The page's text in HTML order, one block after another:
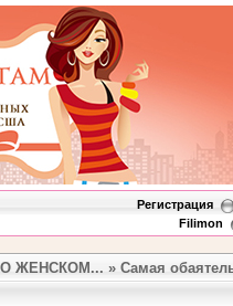
Регистрация
Filimon
ЖЕНСКОМ... » Самая